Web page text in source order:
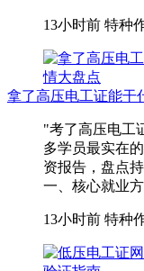
13小时前 特种
拿了高压电工证能干
"考了高压电工
多学员最实在
资报告，盘点
一、核心就业
13小时前 特种